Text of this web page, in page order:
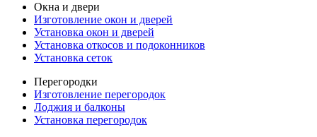
Окна и двери
Изготовление окон и дверей
Установка окон и дверей
Установка откосов и подоконников
Установка сеток
Перегородки
Изготовление перегородок
Лоджия и балконы
Установка перегородок